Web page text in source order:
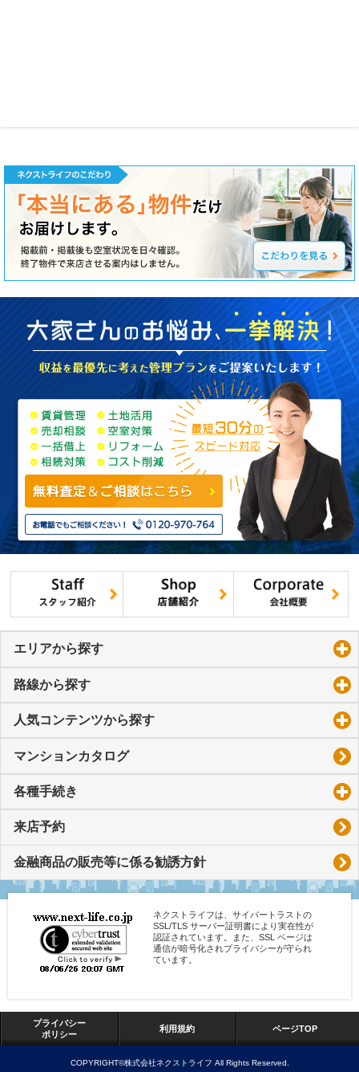
エリアから探す
路線から探す
人気コンテンツから探す
マンションカタログ
各種手続き
来店予約
金融商品の販売等に係る勧誘方針
ネクストライフは、サイバートラストの
SSL/TLS サーバー証明書により実在性が
認証されています。また、SSL ページは
通信が暗号化されプライバシーが守られ
ています。
プライバシー
ポリシー
利用規約 ページTOP
COPYRIGHT©株式会社ネクストライフ All Rights Reserved.